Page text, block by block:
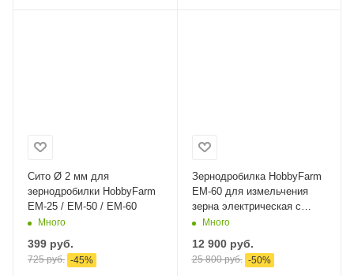
Сито Ø 2 мм для
зернодробилки HobbyFarm
ЕМ-25 / ЕМ-50 / ЕМ-60
Много
399 руб.
725руб. -45%
Зернодробилка HobbyFarm
EM-60 для измельчения
зерна электрическая с
функцией мельницы / в
Много
12 900руб.
25 800руб. -50%